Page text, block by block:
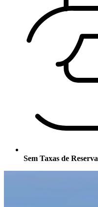
Sem Taxas de Reserva